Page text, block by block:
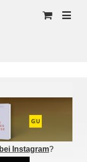
bei Instagram?